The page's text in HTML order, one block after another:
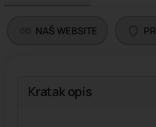
NAŠ WEBSITE
Kratak opis